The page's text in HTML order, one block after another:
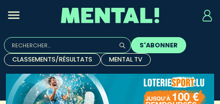
Rechercher :
Quand les résultats de l'auto-complétion sont
S'ABONNER
CLASSEMENTS/RÉSULTATS
MENTAL TV